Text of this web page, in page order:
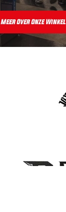
Meer Over Onze Winkel